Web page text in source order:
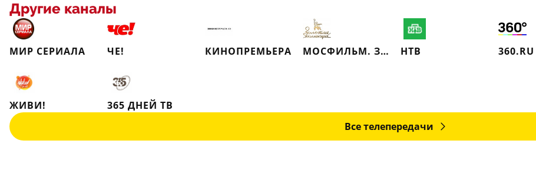
Другие каналы
МИР СЕРИАЛА ЧЕ! КИНОПРЕМЬЕРА МОСФИЛЬМ. ЗОЛОТАЯ КОЛЛЕКЦИЯ НТВ 360.RU
ЖИВИ!
365 ДНЕЙ ТВ
Все телепередачи